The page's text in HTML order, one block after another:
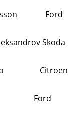
Ford
Skoda
Citroen
Ford